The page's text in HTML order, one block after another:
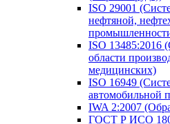
ISO 29001
нефтяной,
ISO 13485:2016
области
медицинских)
ISO 16949
автомобильной
IWA 2:2007
ГОСТ Р ИСО